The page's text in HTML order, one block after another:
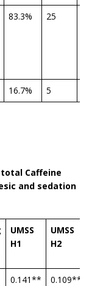
83.3% 25
16.7% 5
Caffeine
and sedation
UMSS
H1
UMSS
H2
0.141** 0.109**